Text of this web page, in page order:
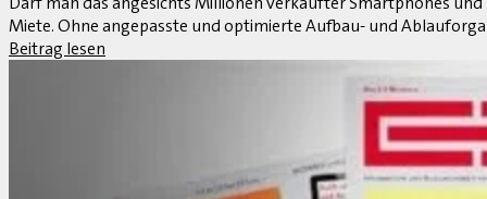
Segelregatten per Cloud-Lösung im Web mitverfolgen